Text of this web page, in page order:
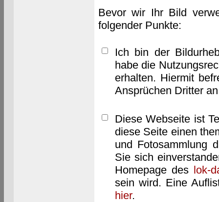
Bevor wir Ihr Bild
folgender Punkte:
Ich bin der
habe die
erhalten. Hiermit
Ansprüchen Dritter
Diese Webseite ist
diese Seite einen
und Fotosammlung
Sie sich
Homepage des lok-
sein wird. Eine
hier.